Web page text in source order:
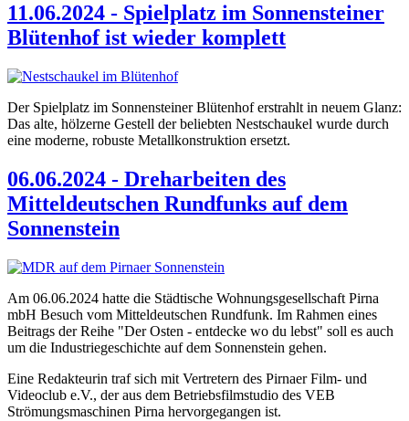
11.06.2024 - Spielplatz im Sonnensteiner
Blütenhof ist wieder komplett
Der Spielplatz im Sonnensteiner Blütenhof erstrahlt in neuem Glanz:
Das alte, hölzerne Gestell der beliebten Nestschaukel wurde durch
eine moderne, robuste Metallkonstruktion ersetzt.
06.06.2024 - Dreharbeiten des
Mitteldeutschen Rundfunks auf dem
Sonnenstein
Am 06.06.2024 hatte die Städtische Wohnungsgesellschaft Pirna
mbH Besuch vom Mitteldeutschen Rundfunk. Im Rahmen eines
Beitrags der Reihe "Der Osten - entdecke wo du lebst" soll es auch
um die Industriegeschichte auf dem Sonnenstein gehen.
Eine Redakteurin traf sich mit Vertretern des Pirnaer Film- und
Videoclub e.V., der aus dem Betriebsfilmstudio des VEB
Strömungsmaschinen Pirna hervorgegangen ist.